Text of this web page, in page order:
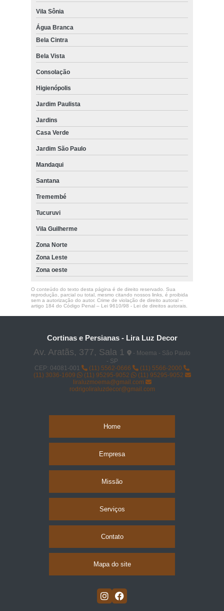
Vila Sônia
Água Branca
Bela Cintra
Bela Vista
Consolação
Higienópolis
Jardim Paulista
Jardins
Casa Verde
Jardim São Paulo
Mandaqui
Santana
Tremembé
Tucuruvi
Vila Guilherme
Zona Norte
Zona Leste
Zona oeste
O conteúdo do texto desta página é de direito reservado. Sua
reprodução, parcial ou total, mesmo citando nossos links, é proibida
sem a autorização do autor. Crime de violação de direito autoral –
artigo 184 do Código Penal – Lei 9610/98 - Lei de direitos autorais.
Cortinas e Persianas - Lira Luz Decor
Av. Aratãs, 377, Sala 1
- Moema - São Paulo
- SP
CEP: 04081-001
(11) 5562-0666
(11) 5566-2000
(11) 3036-1609
(11) 95295-9052
(11) 95295-9052
liraluzmoema@gmail.com
rodrigoliraluzdecor@gmail.com
Home
Empresa
Missão
Serviços
Contato
Mapa do site